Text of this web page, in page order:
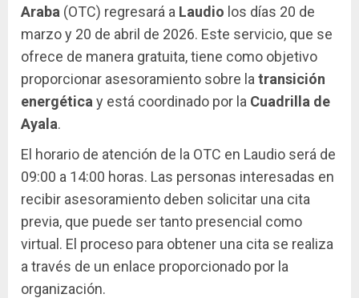
Araba (OTC) regresará a Laudio los días 20 de
marzo y 20 de abril de 2026. Este servicio, que se
ofrece de manera gratuita, tiene como objetivo
proporcionar asesoramiento sobre la transición
energética y está coordinado por la Cuadrilla de
Ayala.
El horario de atención de la OTC en Laudio será de
09:00 a 14:00 horas. Las personas interesadas en
recibir asesoramiento deben solicitar una cita
previa, que puede ser tanto presencial como
virtual. El proceso para obtener una cita se realiza
a través de un enlace proporcionado por la
organización.